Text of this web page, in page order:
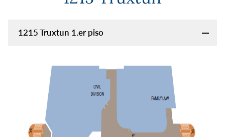
1215 Truxtun 1.er piso